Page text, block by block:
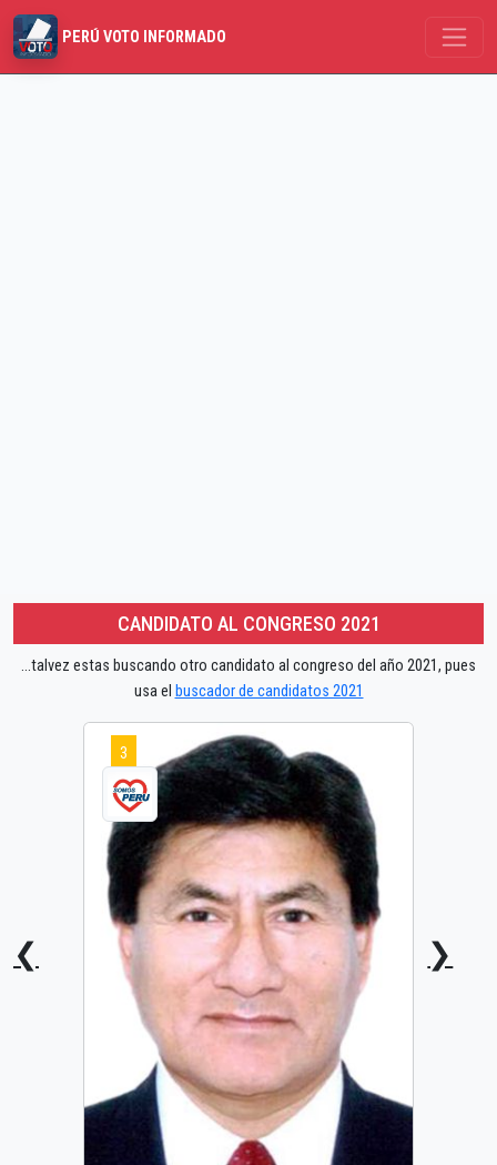
PERÚ VOTO INFORMADO
CANDIDATO AL CONGRESO 2021
...talvez estas buscando otro candidato al congreso del año 2021, pues
usa el buscador de candidatos 2021
❮
3
❯